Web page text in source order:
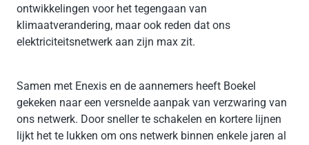
ontwikkelingen voor het tegengaan van
klimaatverandering, maar ook reden dat ons
elektriciteitsnetwerk aan zijn max zit.
Samen met Enexis en de aannemers heeft Boekel
gekeken naar een versnelde aanpak van verzwaring van
ons netwerk. Door sneller te schakelen en kortere lijnen
lijkt het te lukken om ons netwerk binnen enkele jaren al